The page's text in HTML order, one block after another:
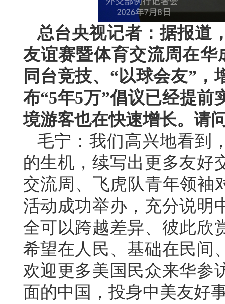
总台央视记者：据报道
友谊赛暨体育交流周在
同台竞技、“以球会友”
布“5年5万”倡议已经提前
境游客也在快速增长。请
毛宁：我们高兴地看到
的生机，续写出更多友好
交流周、飞虎队青年领袖
活动成功举办，充分说明
全可以跨越差异、彼此欣
希望在人民、基础在民间
欢迎更多美国民众来华参
面的中国，投身中美友好